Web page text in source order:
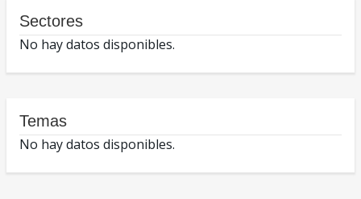
Sectores
No hay datos disponibles.
Temas
No hay datos disponibles.